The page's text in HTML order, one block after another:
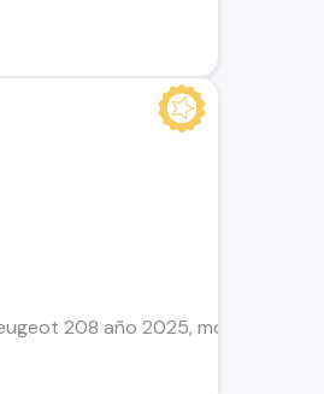
208 año 2025, motor 1.2